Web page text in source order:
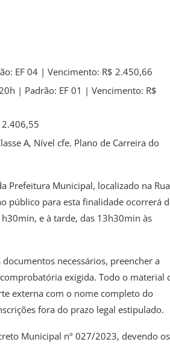
EF 04 | Vencimento: R$ 2.450,66
| Padrão: EF 01 | Vencimento: R$
A, Nível cfe. Plano de Carreira do
Prefeitura Municipal, localizado na
público para esta finalidade ocorrerá
e à tarde, das 13h30min às
necessários, preencher a
exigida. Todo o material
externa com o nome completo do
fora do prazo legal estipulado.
Municipal nº 027/2023, devendo os